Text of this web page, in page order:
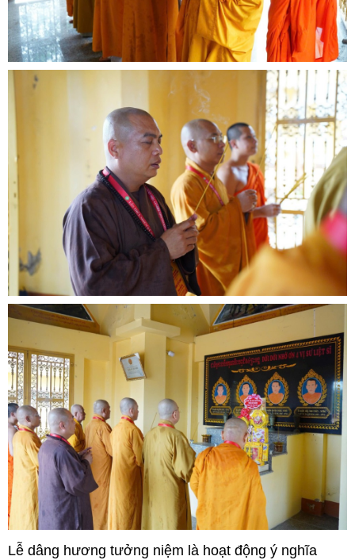
Lễ dâng hương tưởng niệm là hoạt động ý nghĩa